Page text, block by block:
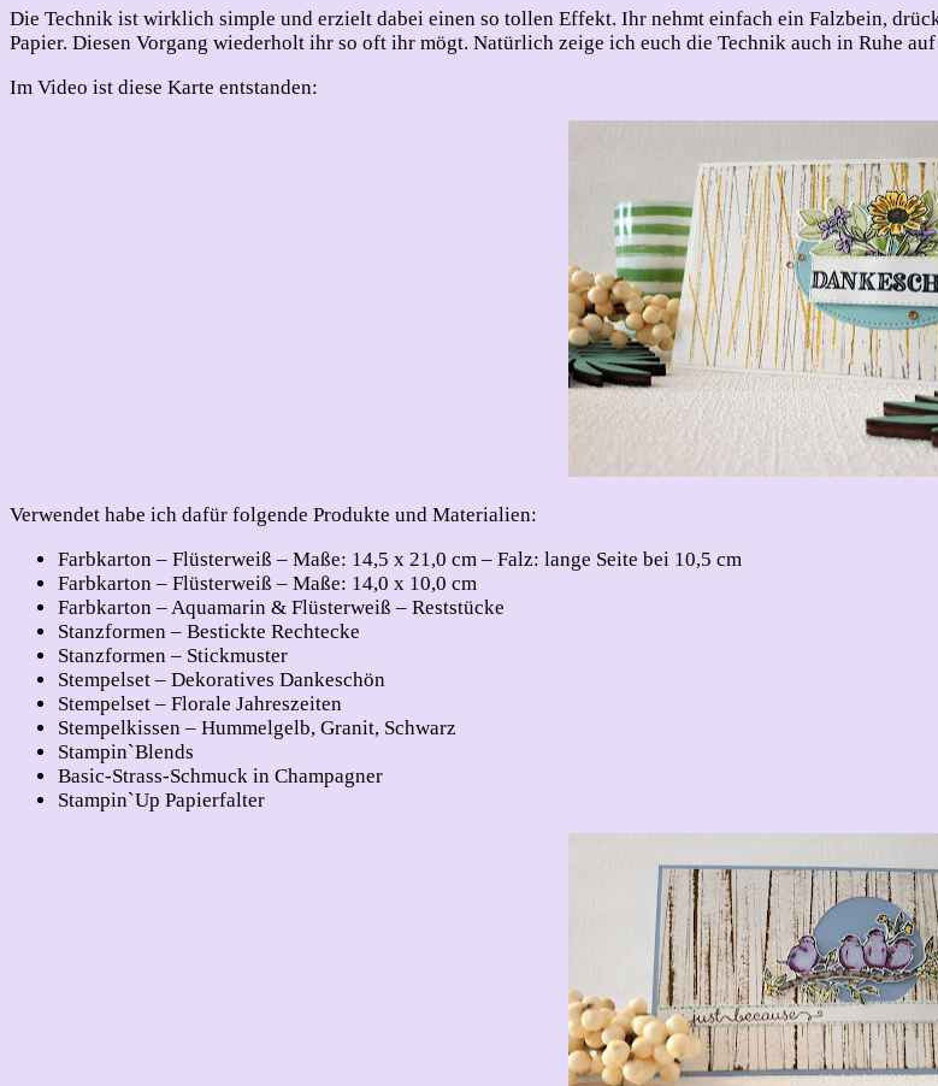
Die Technik ist wirklich simple und erzielt dabei einen so tollen Effekt. Ihr nehmt einfach ein Falzbein,
Papier. Diesen Vorgang wiederholt ihr so oft ihr mögt. Natürlich zeige ich euch die Technik auch in Ruhe
Im Video ist diese Karte entstanden:
Verwendet habe ich dafür folgende Produkte und Materialien:
Farbkarton – Flüsterweiß – Maße: 14,5 x 21,0 cm – Falz: lange Seite bei 10,5 cm
Farbkarton – Flüsterweiß – Maße: 14,0 x 10,0 cm
Farbkarton – Aquamarin & Flüsterweiß – Reststücke
Stanzformen – Bestickte Rechtecke
Stanzformen – Stickmuster
Stempelset – Dekoratives Dankeschön
Stempelset – Florale Jahreszeiten
Stempelkissen – Hummelgelb, Granit, Schwarz
Stampin`Blends
Basic-Strass-Schmuck in Champagner
Stampin`Up Papierfalter